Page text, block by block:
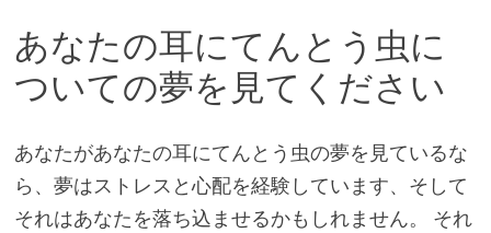
あなたの耳にてんとう虫に
ついての夢を見てください
あなたがあなたの耳にてんとう虫の夢を見ているな
ら、夢はストレスと心配を経験しています、そして
それはあなたを落ち込ませるかもしれません。 それ